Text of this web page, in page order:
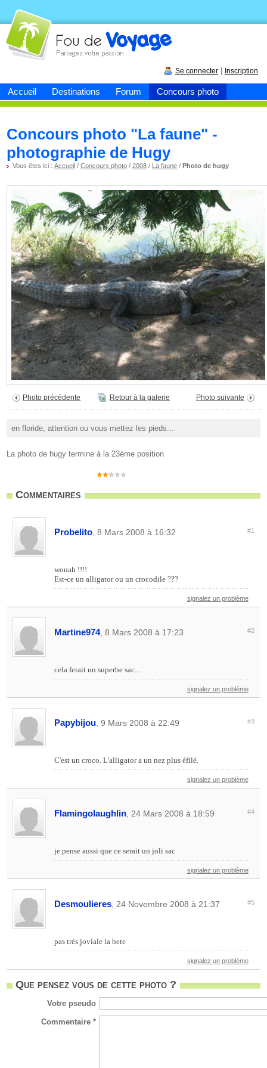
Accueil Destinations Forum Concours photo
Fou devoyage
Se connecter Inscription
Concours photo "La faune" -
photographie de Hugy
Vous êtes ici :Accueil /Concours photo /2008 / La faune /Photo de hugy
Photo précédente Retour à la galerie Photo suivante
en floride, attention ou vous mettez les pieds...
La photo de hugy termine à la 23ème position
Commentaires
Probelito , 8 Mars 2008 à 16:32 #1
wouah !!!!
Est-ce un alligator ou un crocodile ???
signalez un problème
Martine974, 8 Mars 2008 à 17:23 #2
cela ferait un superbe sac....
signalez un problème
Papybijou , 9 Mars 2008 à 22:49 #3
C'est un croco. L'alligator a un nez plus éfilé.
signalez un problème
Flamingolaughlin , 24 Mars 2008 à 18:59 #4
je pense aussi que ce serait un joli sac
signalez un problème
Desmoulieres , 24 Novembre 2008 à 21:37 #5
pas très joviale la bete
signalez un problème
Que pensez vous de cette photo ?
Votre pseudo
Commentaire *